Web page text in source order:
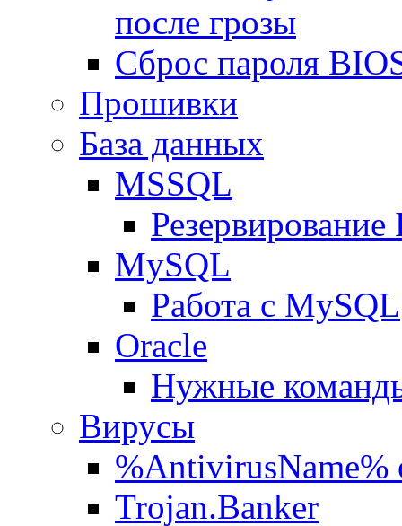
после грозы
Сброс пароля
Прошивки
База данных
MSSQL
MySQL
Работа с MySQL
Oracle
Нужные
Вирусы
Trojan.Banker